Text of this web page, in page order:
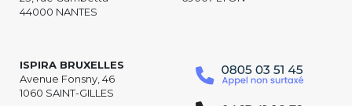
44000 NANTES
ISPIRA BRUXELLES
Avenue Fonsny, 46
1060 SAINT-GILLES